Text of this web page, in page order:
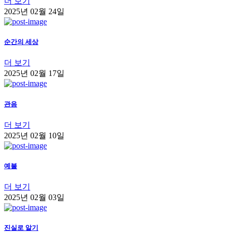
2025년 02월 24일
순간의 세상
더 보기
2025년 02월 17일
관음
더 보기
2025년 02월 10일
예불
더 보기
2025년 02월 03일
진실로 알기